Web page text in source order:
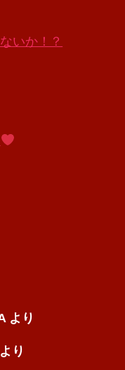
いか！？
より
より